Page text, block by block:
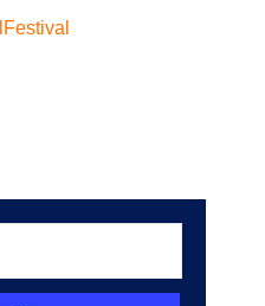
Festival